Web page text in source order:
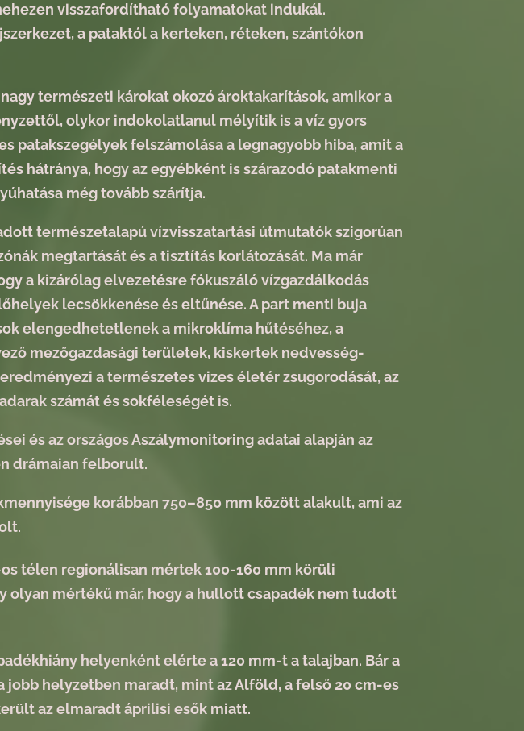
visszafordítható folyamatokat indukál.
a pataktól a kerteken, réteken, szántókon
természeti károkat okozó ároktakarítások, amikor a
olykor indokolatlanul mélyítik is a víz gyors
patakszegélyek felszámolása a legnagyobb hiba, amit a
hátránya, hogy az egyébként is szárazodó patakmenti
még tovább szárítja.
természetalapú vízvisszatartási útmutatók szigorúan
megtartását és a tisztítás korlátozását. Ma már
a kizárólag elvezetésre fókuszáló vízgazdálkodás
lecsökkenése és eltűnése. A part menti buja
elengedhetetlenek a mikroklíma hűtéséhez, a
mezőgazdasági területek, kiskertek nedvesség-
a természetes vizes életér zsugorodását, az
számát és sokféleségét is.
és az országos Aszálymonitoring adatai alapján az
drámaian felborult.
korábban 750–850 mm között alakult, ami az
os télen regionálisan mértek 100-160 mm körüli
olyan mértékű már, hogy a hullott csapadék nem tudott
helyenként elérte a 120 mm-t a talajban. Bár a
jobb helyzetben maradt, mint az Alföld, a felső 20 cm-es
az elmaradt áprilisi esők miatt.